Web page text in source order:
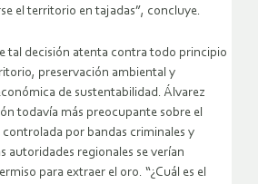
el territorio en tajadas”, concluye.
tal decisión atenta contra todo principio
preservación ambiental y
de sustentabilidad. Álvarez
todavía más preocupante sobre el
por bandas criminales y
autoridades regionales se verían
para extraer el oro. “¿Cuál es el